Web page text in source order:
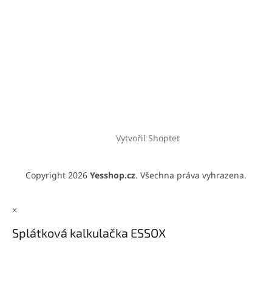
Vytvořil Shoptet
Copyright 2026 Yesshop.cz. Všechna práva vyhrazena.
×
Splátková kalkulačka ESSOX